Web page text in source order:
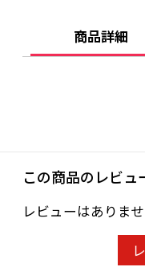
野菜は農家さん
の状態を聞き、
美味しいと思う
じなければ意味
ることを大事に
商品詳細
この商品のレビュ
レビューはありませ